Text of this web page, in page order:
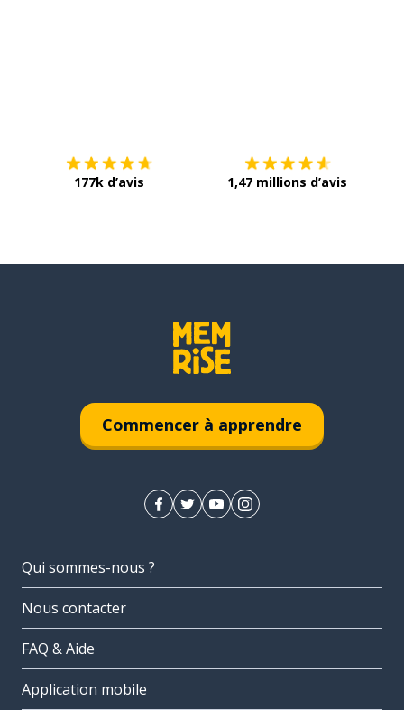
177k d’avis 1,47 millions d’avis
Commencer à apprendre
Qui sommes-nous ?
Nous contacter
FAQ & Aide
Application mobile